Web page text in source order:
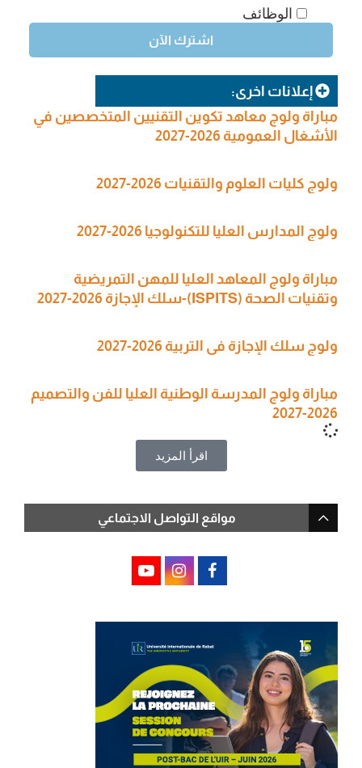
الوظائف
إعلانات اخرى:
مباراة ولوج معاهد تكوين التقنيين المتخصصين في
الأشغال العمومية 2026-2027
ولوج كليات العلوم والتقنيات 2026-2027
ولوج المدارس العليا للتكنولوجيا 2026-2027
مباراة ولوج المعاهد العليا للمهن التمريضية
وتقنيات الصحة (ISPITS)-سلك الإجازة 2026-2027
ولوج سلك الإجازة في التربية 2026-2027
مباراة ولوج المدرسة الوطنية العليا للفن والتصميم
2026-2027
اقرأ المزيد
مواقع التواصل الاجتماعي